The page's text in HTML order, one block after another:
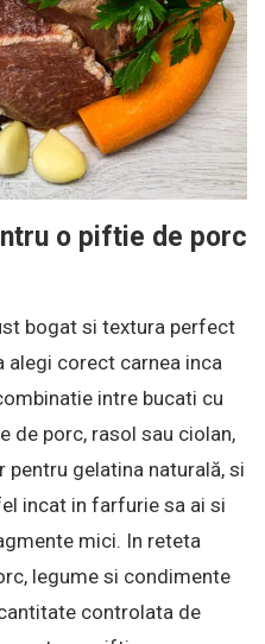
o piftie de porc
bogat si textura perfect
alegi corect carnea inca
intre bucati cu
de porc, rasol sau ciolan,
pentru gelatina naturală, si
incat in farfurie sa ai si
mici. In reteta
legume si condimente
controlata de